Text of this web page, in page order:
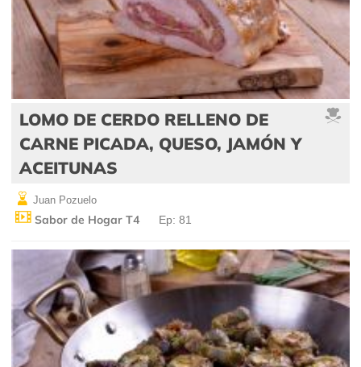
LOMO DE CERDO RELLENO DE
CARNE PICADA, QUESO, JAMÓN Y
ACEITUNAS
Juan Pozuelo
Sabor de Hogar T4 Ep: 81